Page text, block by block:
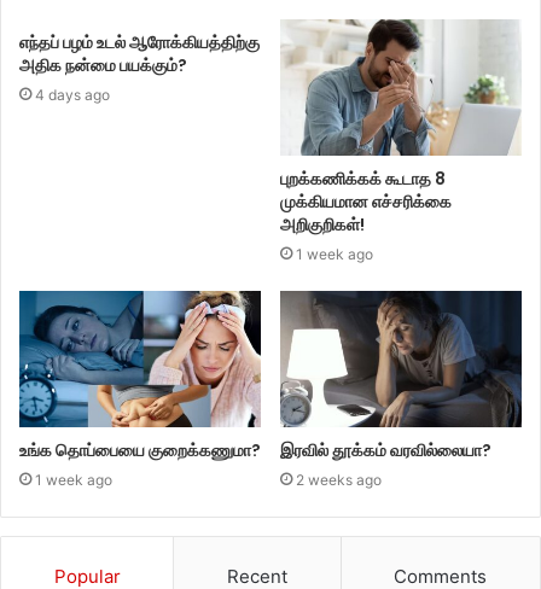
எந்தப் பழம் உடல் ஆரோக்கியத்திற்கு
அதிக நன்மை பயக்கும்?
4 days ago
புறக்கணிக்கக் கூடாத 8
முக்கியமான எச்சரிக்கை
அறிகுறிகள்!
1 week ago
உங்க தொப்பையை குறைக்கணுமா?
1 week ago
இரவில் தூக்கம் வரவில்லையா?
2 weeks ago
Popular Recent Comments